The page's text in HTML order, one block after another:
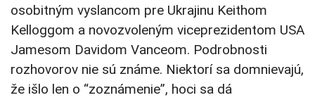
osobitným vyslancom pre Ukrajinu Keithom
Kelloggom a novozvoleným viceprezidentom USA
Jamesom Davidom Vanceom. Podrobnosti
rozhovorov nie sú známe. Niektorí sa domnievajú,
že išlo len o “zoznámenie”, hoci sa dá